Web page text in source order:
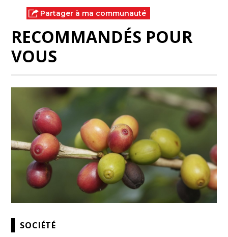
Partager à ma communauté
RECOMMANDÉS POUR
VOUS
SOCIÉTÉ